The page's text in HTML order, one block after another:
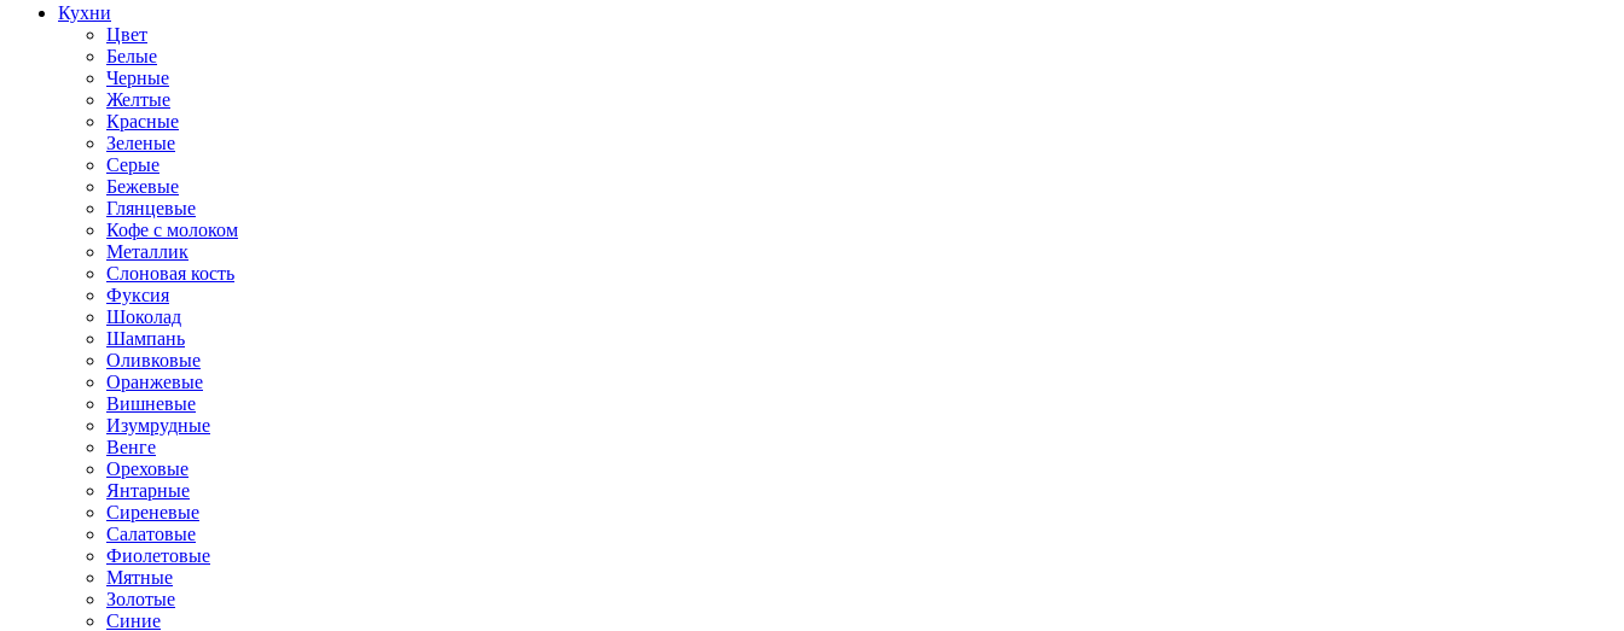
Кухни
Цвет
Белые
Черные
Желтые
Красные
Зеленые
Серые
Бежевые
Глянцевые
Кофе с молоком
Металлик
Слоновая кость
Фуксия
Шоколад
Шампань
Оливковые
Оранжевые
Вишневые
Изумрудные
Венге
Ореховые
Янтарные
Сиреневые
Салатовые
Фиолетовые
Мятные
Золотые
Синие